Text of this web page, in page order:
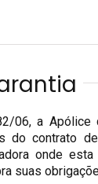
06, a Apólice
do contrato
onde
suas